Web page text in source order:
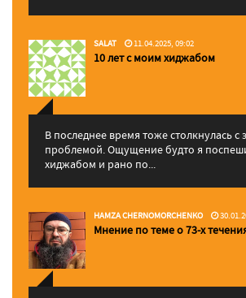
SALAT 11.04.2025, 09:02
10 лет с моим хиджабом
В последнее время тоже столкнулась с
проблемой. Ощущение будто я
хиджабом и рано по...
HAMZA CHERNOMORCHENKO
Мнение по теме о 73-х